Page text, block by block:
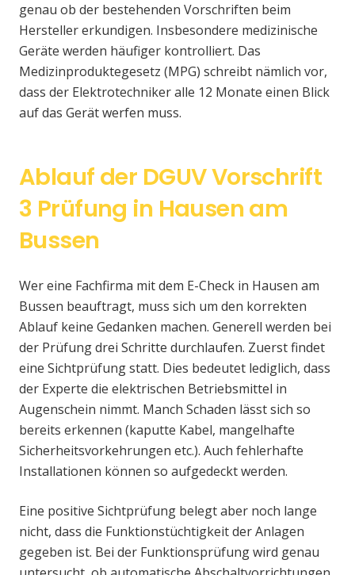
genau ob der bestehenden Vorschriften beim
Hersteller erkundigen. Insbesondere medizinische
Geräte werden häufiger kontrolliert. Das
Medizinproduktegesetz (MPG) schreibt nämlich vor,
dass der Elektrotechniker alle 12 Monate einen Blick
auf das Gerät werfen muss.
Ablauf der DGUV Vorschrift
3 Prüfung in Hausen am
Bussen
Wer eine Fachfirma mit dem E-Check in Hausen am
Bussen beauftragt, muss sich um den korrekten
Ablauf keine Gedanken machen. Generell werden bei
der Prüfung drei Schritte durchlaufen. Zuerst findet
eine Sichtprüfung statt. Dies bedeutet lediglich, dass
der Experte die elektrischen Betriebsmittel in
Augenschein nimmt. Manch Schaden lässt sich so
bereits erkennen (kaputte Kabel, mangelhafte
Sicherheitsvorkehrungen etc.). Auch fehlerhafte
Installationen können so aufgedeckt werden.
Eine positive Sichtprüfung belegt aber noch lange
nicht, dass die Funktionstüchtigkeit der Anlagen
gegeben ist. Bei der Funktionsprüfung wird genau